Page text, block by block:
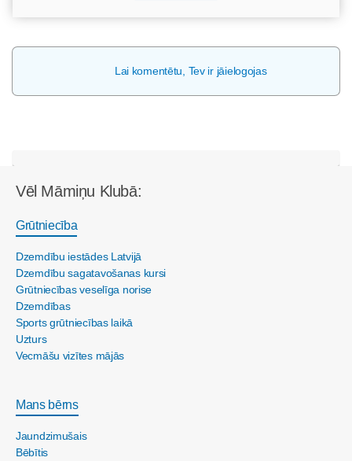
Lai komentētu, Tev ir jāielogojas
Vēl Māmiņu Klubā:
Grūtniecība
Dzemdību iestādes Latvijā
Dzemdību sagatavošanas kursi
Grūtniecības veselīga norise
Dzemdības
Sports grūtniecības laikā
Uzturs
Vecmāšu vizītes mājās
Mans bērns
Jaundzimušais
Bēbītis